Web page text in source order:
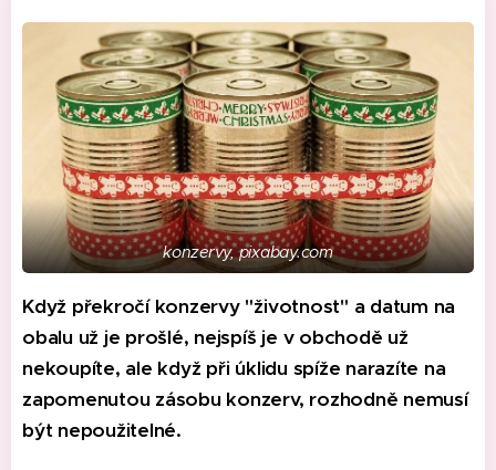
konzervy, pixabay.com
Když překročí konzervy "životnost" a datum na
obalu už je prošlé, nejspíš je v obchodě už
nekoupíte, ale když při úklidu spíže narazíte na
zapomenutou zásobu konzerv, rozhodně nemusí
být nepoužitelné.